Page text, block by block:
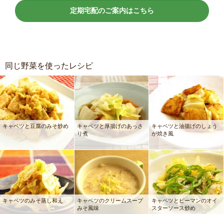
定期宅配のご案内はこちら
同じ野菜を使ったレシピ
キャベツと豆腐のみそ炒め
キャベツと厚揚げのあっさ
り煮
キャベツと油揚げのしょう
が焼き風
キャベツのみそ蒸し和え
キャベツのクリームスープ
みそ風味
キャベツとピーマンのオイ
スターソース炒め